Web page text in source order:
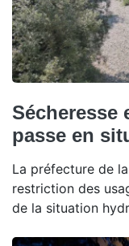
Sécheresse
passe en
La préfecture de
restriction des
de la situation